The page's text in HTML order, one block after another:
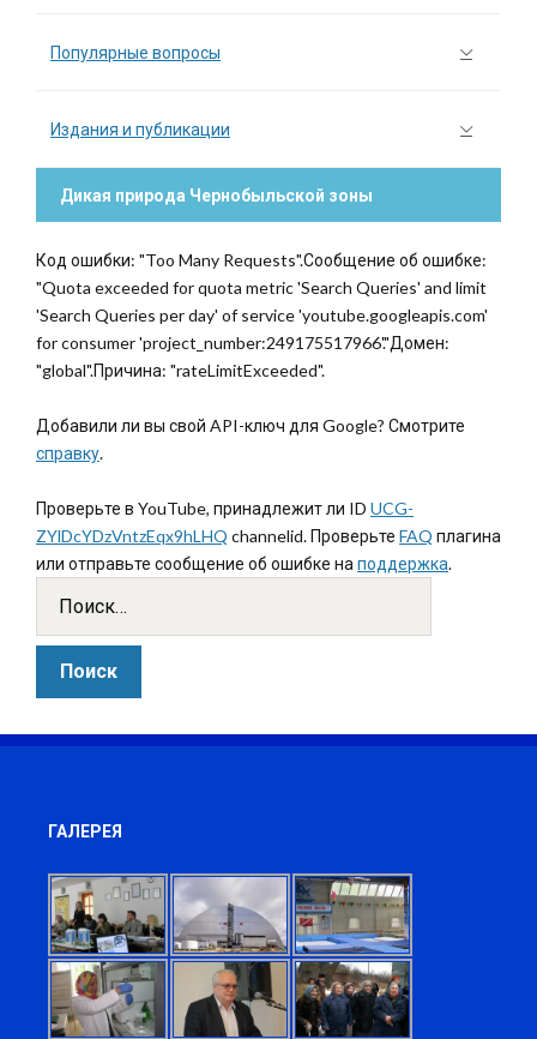
Популярные вопросы
Издания и публикации
Дикая природа Чернобыльской зоны
Код ошибки: "Too Many Requests".Сообщение об ошибке:
"Quota exceeded for quota metric 'Search Queries' and limit
'Search Queries per day' of service 'youtube.googleapis.com'
for consumer 'project_number:249175517966'."Домен:
"global".Причина: "rateLimitExceeded".
Добавили ли вы свой API-ключ для Google? Смотрите
справку.
Проверьте в YouTube, принадлежит ли ID UCG-
ZYlDcYDzVntzEqx9hLHQ channelid. Проверьте FAQ плагина
или отправьте сообщение об ошибке на поддержка.
ГАЛЕРЕЯ